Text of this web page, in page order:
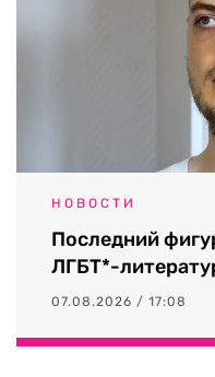
НОВОСТИ
Последний
ЛГБТ*-
07.08.2026 / 17:08